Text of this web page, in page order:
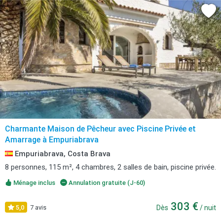
Charmante Maison de Pêcheur avec Piscine Privée et
Amarrage à Empuriabrava
Empuriabrava, Costa Brava
8 personnes, 115 m², 4 chambres, 2 salles de bain, piscine privée.
Ménage inclus Annulation gratuite (J-60)
5,0 7 avis Dès 303 € / nuit